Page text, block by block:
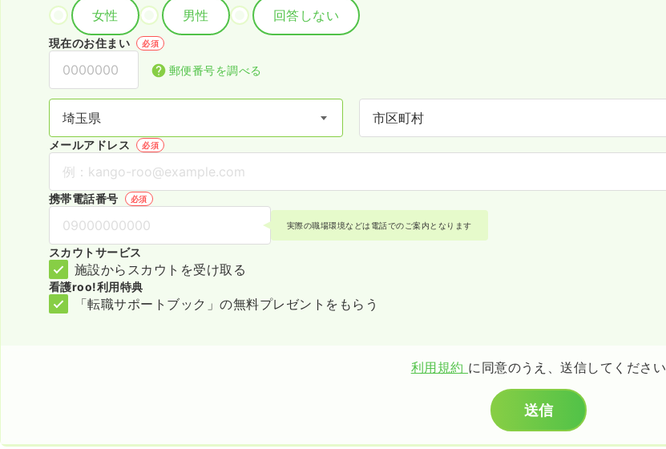
女性 男性 回答しない
現在のお住まい 必須
郵便番号を調べる
メールアドレス 必須
携帯電話番号 必須
実際の職場環境などは電話でのご案内となります
スカウトサービス
施設からスカウトを受け取る
看護roo!利用特典
「転職サポートブック」の無料プレゼントをもらう
利用規約 に同意のうえ、送信してください
送信